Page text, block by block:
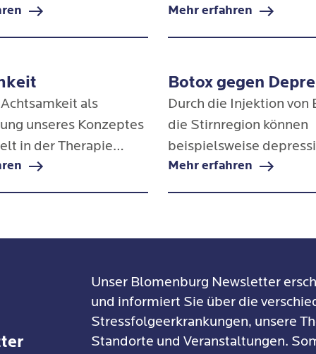
und geistigen
Sie ist eine
und wirkt
► Erfahren Sie mehr!
Mehr erfahren
als
unseres Konzeptes
in der Therapie
eine zentrale Rolle.
bedeutet, im Hier
Botox gegen
Durch die Injektion von
die Stirnregion können
beispielsweise
Symptome gelindert
gibt sogar Hinweise
kann.
Mehr erfahren
Unser Blomenburg Newsletter
und informiert Sie über die
Stressfolgeerkrankungen, unsere
Standorte und Veranstaltungen.